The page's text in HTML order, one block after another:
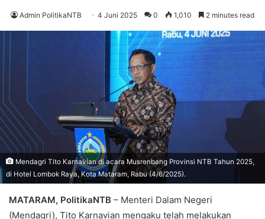
Admin PolitikaNTB 4 Juni 2025 0 1,010 2 minutes read
Mendagri Tito Karnavian di acara Musrenbang Provinsi NTB Tahun 2025,
di Hotel Lombok Raya, Kota Mataram, Rabu (4/6/2025).
MATARAM, PolitikaNTB – Menteri Dalam Negeri
(Mendagri), Tito Karnavian mengaku telah melakukan